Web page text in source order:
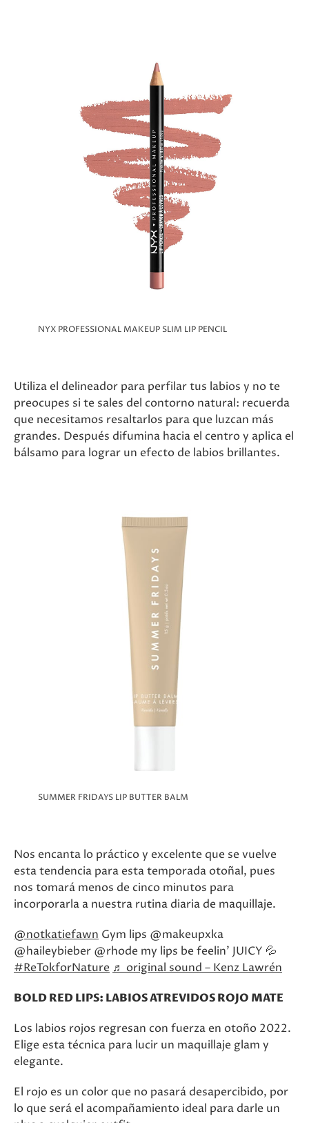
NYX PROFESSIONAL MAKEUP SLIM LIP PENCIL
Utiliza el delineador para perfilar tus labios y no te
preocupes si te sales del contorno natural: recuerda
que necesitamos resaltarlos para que luzcan más
grandes. Después difumina hacia el centro y aplica el
bálsamo para lograr un efecto de labios brillantes.
SUMMER FRIDAYS LIP BUTTER BALM
Nos encanta lo práctico y excelente que se vuelve
esta tendencia para esta temporada otoñal, pues
nos tomará menos de cinco minutos para
incorporarla a nuestra rutina diaria de maquillaje.
@notkatiefawn Gym lips @makeupxka
@haileybieber @rhode my lips be feelin’ JUICY 💦
#ReTokforNature ♬ original sound – Kenz Lawrén
BOLD RED LIPS: LABIOS ATREVIDOS ROJO MATE
Los labios rojos regresan con fuerza en otoño 2022.
Elige esta técnica para lucir un maquillaje glam y
elegante.
El rojo es un color que no pasará desapercibido, por
lo que será el acompañamiento ideal para darle un